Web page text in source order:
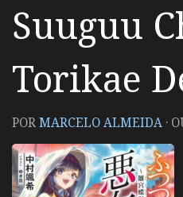
Suuguu
Torikae
PORMARCELO ALMEIDA ·